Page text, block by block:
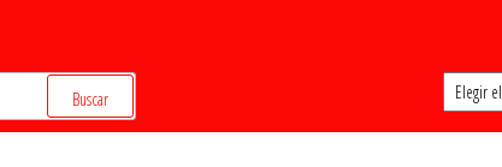
Archivos